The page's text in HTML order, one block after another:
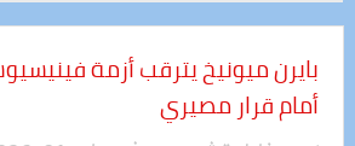
بايرن ميونيخ يترقب أزمة
أمام قرار مصيري